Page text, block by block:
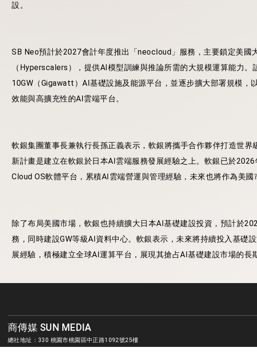
設。
SB Neo預計於2027會計年度推出「neocloud」服務，主要鎖定美國
（Hyperscalers），提供AI模型訓練與推論所需的大規模運算能力
10GW（Gigawatt）AI基礎設施及能源平台，並逐步擴大部署規模，
效能與高擴充性的AI雲端平台。
軟銀集團董事長兼執行長孫正義表示，軟銀將攜手合作夥伴打造世
新計畫是建立在軟銀於日本AI雲端服務發展經驗之上。軟銀已於
Cloud OS軟體平台，累積AI雲端營運與管理經驗，未來也將作為美國
除了布局美國市場，軟銀也持續擴大日本AI基礎建設投資，預計於
務，同時建設GW等級AI資料中心。軟銀表示，未來將持續投入基礎
展經驗，積極建立全球AI運算平台，展現其搶占AI基礎建設市場的長
商傳媒 SUN MEDIA
總社地址：330 桃園市桃園區中正路1092號25樓